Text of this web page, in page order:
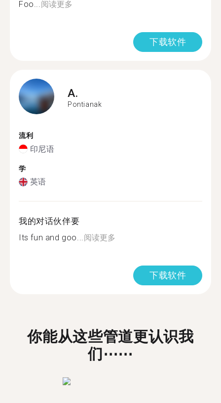
Foo...阅读更多
下载软件
A.
Pontianak
流利
印尼语
学
英语
我的对话伙伴要
Its fun and goo...阅读更多
下载软件
你能从这些管道更认识我
们⋯⋯